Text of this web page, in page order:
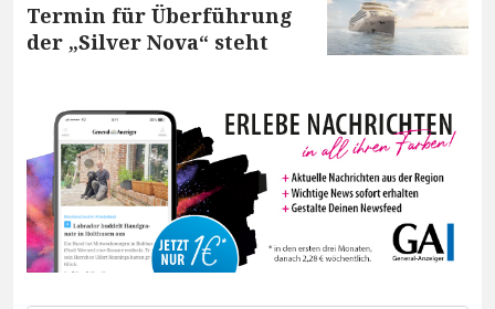
Termin für Überführung
der „Silver Nova“ steht